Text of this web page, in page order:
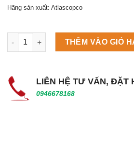
Hãng sản xuất: Atlascopco
Máy làm đá viên Scotsman NW458AS
THÊM VÀO GIỎ
LIÊN HỆ TƯ VẤN, ĐẶT
0946678168